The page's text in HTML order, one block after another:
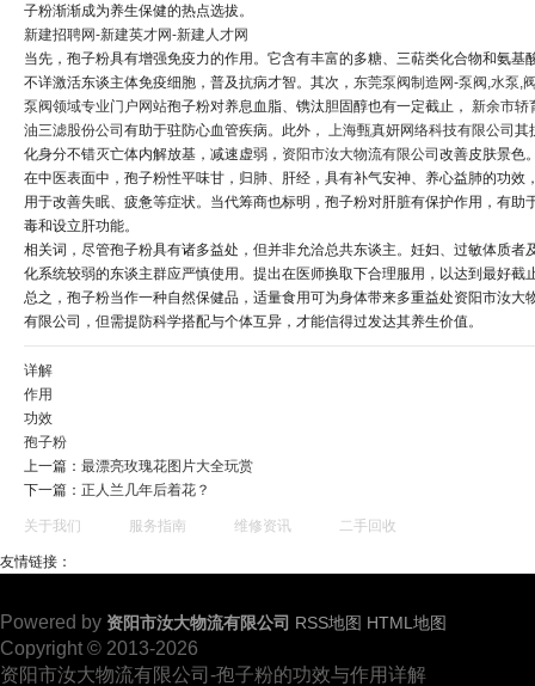
子粉渐渐成为养生保健的热点选拔。
新建招聘网-新建英才网-新建人才网
当先，孢子粉具有增强免疫力的作用。它含有丰富的多糖、三萜类化合物和氨基
不详激活东谈主体免疫细胞，普及抗病才智。其次， 东莞泵阀制造网-泵阀,水泵,
泵阀领域专业门户网站孢子粉对养息血脂、镌汰胆固醇也有一定截止， 新余市轿
油三滤股份公司有助于驻防心血管疾病。此外， 上海甄真妍网络科技有限公司其
化身分不错灭亡体内解放基，减速虚弱， 资阳市汝大物流有限公司改善皮肤景色
在中医表面中，孢子粉性平味甘，归肺、肝经，具有补气安神、养心益肺的功效
用于改善失眠、疲惫等症状。当代筹商也标明，孢子粉对肝脏有保护作用，有助
毒和设立肝功能。
相关词，尽管孢子粉具有诸多益处，但并非允洽总共东谈主。妊妇、过敏体质者
化系统较弱的东谈主群应严慎使用。提出在医师换取下合理服用，以达到最好截
总之，孢子粉当作一种自然保健品，适量食用可为身体带来多重益处资阳市汝大
有限公司，但需提防科学搭配与个体互异，才能信得过发达其养生价值。
详解
作用
功效
孢子粉
上一篇： 最漂亮玫瑰花图片大全玩赏
下一篇： 正人兰几年后着花？
关于我们 服务指南 维修资讯 二手回收
友情链接：
Powered by 资阳市汝大物流有限公司 RSS地图 HTML地图
Copyright © 2013-2026
资阳市汝大物流有限公司-孢子粉的功效与作用详解